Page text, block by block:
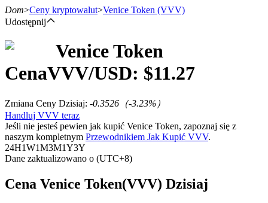
Kontrakty terminowe
Kontrakty terminowe na USDT
Dom>Ceny kryptowalut>Venice Token (VVV)
Udostępnij
Venice Token
CenaVVV/USD: $11.27
Zmiana Ceny Dzisiaj: -0.3526 （-3.23%）
Handluj VVV teraz
Jeśli nie jesteś pewien jak kupić Venice Token, zapoznaj się z
naszym kompletnym Przewodnikiem Jak Kupić VVV.
24H1W1M3M1Y3Y
Dane zaktualizowano o (UTC+8)
Cena Venice Token(VVV) Dzisiaj